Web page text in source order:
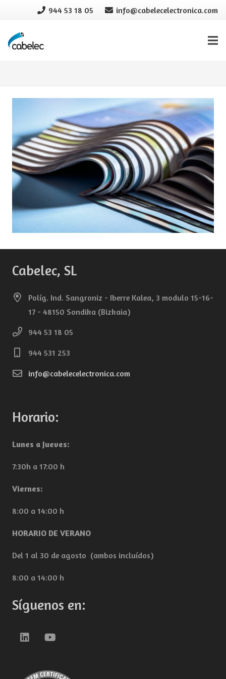
944 53 18 05 info@cabelecelectronica.com
Cabelec, SL
Políg. Ind. Sangroniz - Iberre Kalea, 3 modulo 15-16-
17 - 48150 Sondika (Bizkaia)
944 53 18 05
944 531 253
info@cabelecelectronica.com
Horario:
Lunes a Jueves:
7:30h a 17:00 h
Viernes:
8:00 a 14:00 h
HORARIO DE VERANO
Del 1 al 30 de agosto (ambos incluídos)
8:00 a 14:00 h
Síguenos en: